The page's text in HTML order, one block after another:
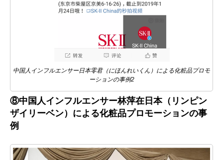
中国人インフルエンサー日本零君（にほんれいくん）による化粧品プロモ
ーションの事例2
⑧中国人インフルエンサー林萍在日本（リンピン
ザイリーベン）による化粧品プロモーションの事
例